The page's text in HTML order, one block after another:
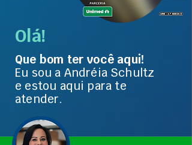
Olá!
Que bom ter você aqui!
Eu sou a Andréia Schultz
e estou aqui para te
atender.